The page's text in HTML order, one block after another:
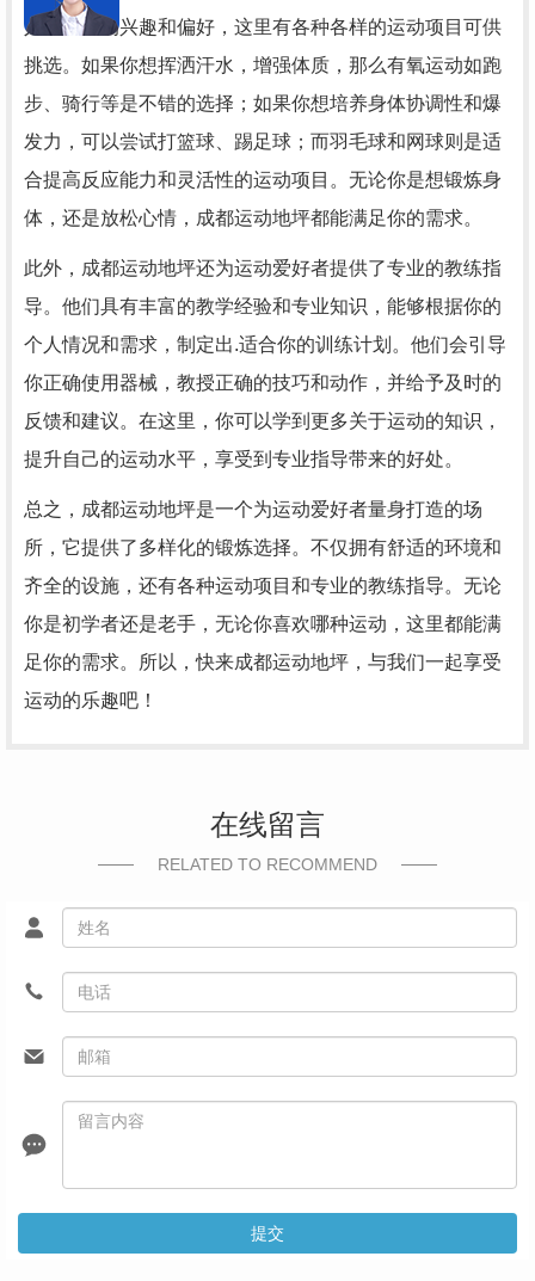
人有不同的兴趣和偏好，这里有各种各样的运动项目可供
挑选。如果你想挥洒汗水，增强体质，那么有氧运动如跑
步、骑行等是不错的选择；如果你想培养身体协调性和爆
发力，可以尝试打篮球、踢足球；而羽毛球和网球则是适
合提高反应能力和灵活性的运动项目。无论你是想锻炼身
体，还是放松心情，成都运动地坪都能满足你的需求。
此外，成都运动地坪还为运动爱好者提供了专业的教练指
导。他们具有丰富的教学经验和专业知识，能够根据你的
个人情况和需求，制定出.适合你的训练计划。他们会引导
你正确使用器械，教授正确的技巧和动作，并给予及时的
反馈和建议。在这里，你可以学到更多关于运动的知识，
提升自己的运动水平，享受到专业指导带来的好处。
总之，成都运动地坪是一个为运动爱好者量身打造的场
所，它提供了多样化的锻炼选择。不仅拥有舒适的环境和
齐全的设施，还有各种运动项目和专业的教练指导。无论
你是初学者还是老手，无论你喜欢哪种运动，这里都能满
足你的需求。所以，快来成都运动地坪，与我们一起享受
运动的乐趣吧！
在线留言
RELATED TO RECOMMEND
提交